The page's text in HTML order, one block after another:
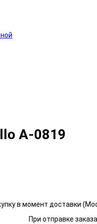
A-0819
в момент доставки
При отправке